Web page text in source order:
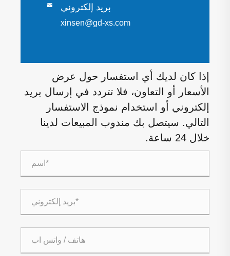
 بريد إلكتروني
xinsen@gd-xs.com
إذا كان لديك أي استفسار حول عرض
الأسعار أو التعاون، فلا تتردد في إرسال بريد
إلكتروني أو استخدام نموذج الاستفسار
التالي. سيتصل بك مندوب المبيعات لدينا
خلال 24 ساعة.